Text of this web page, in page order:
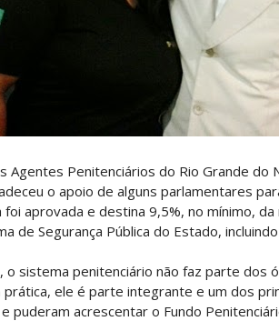
Agentes Penitenciários do Rio Grande do
o apoio de alguns parlamentares
foi aprovada e destina 9,5%, no mínimo,
de Segurança Pública do Estado,
o sistema penitenciário não faz parte dos
ele é parte integrante e um dos
puderam acrescentar o Fundo